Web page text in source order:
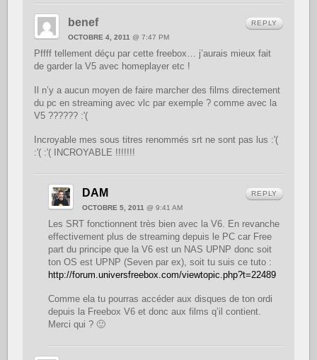
benef
OCTOBRE 4, 2011@ 7:47 PM
Pffff tellement déçu par cette freebox… j’aurais mieux fait
de garder la V5 avec homeplayer etc !
Il n’y a aucun moyen de faire marcher des films directement
du pc en streaming avec vlc par exemple ? comme avec la
V5 ?????? :'(
Incroyable mes sous titres renommés srt ne sont pas lus :'(
:'( :'( INCROYABLE !!!!!!!
REPLY
DAM
OCTOBRE 5, 2011 @ 9:41 AM
Les SRT fonctionnent très bien avec la V6. En revanche
effectivement plus de streaming depuis le PC car Free
part du principe que la V6 est un NAS UPNP donc soit
ton OS est UPNP (Seven par ex), soit tu suis ce tuto :
http://forum.universfreebox.com/viewtopic.php?t=22489
Comme ela tu pourras accéder aux disques de ton ordi
depuis la Freebox V6 et donc aux films q’il contient.
Merci qui ? 🙂
REPLY